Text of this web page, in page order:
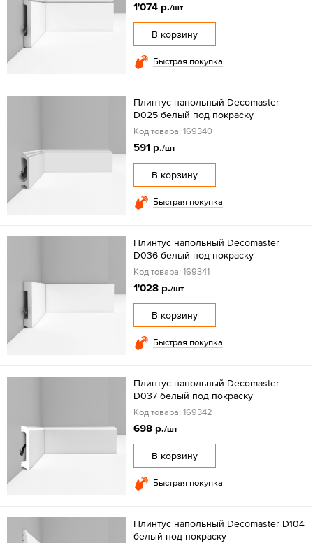
1'074 р./шт
В корзину
Быстрая покупка
Плинтус напольный Decomaster
D025 белый под покраску
Код товара: 169340
591 р./шт
В корзину
Быстрая покупка
Плинтус напольный Decomaster
D036 белый под покраску
Код товара: 169341
1'028 р./шт
В корзину
Быстрая покупка
Плинтус напольный Decomaster
D037 белый под покраску
Код товара: 169342
698 р./шт
В корзину
Быстрая покупка
Плинтус напольный Decomaster D104
белый под покраску